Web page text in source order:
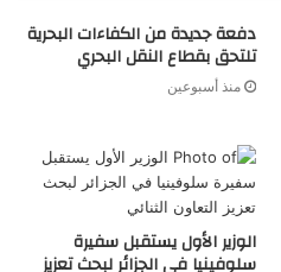
دفعة جديدة من الكفاءات البحرية
تلتحق بقطاع النقل البحري
منذ أسبوعين
الوزير الأول يستقبل سفيرة
سلوفينيا في الجزائر لبحث تعزيز